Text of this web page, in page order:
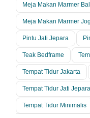
Meja Makan Marmer
Meja Makan Marmer
Pintu Jati Jepara
Teak Bedframe
Tempat Tidur Jakarta
Tempat Tidur Jati Jepara
Tempat Tidur Minimalis